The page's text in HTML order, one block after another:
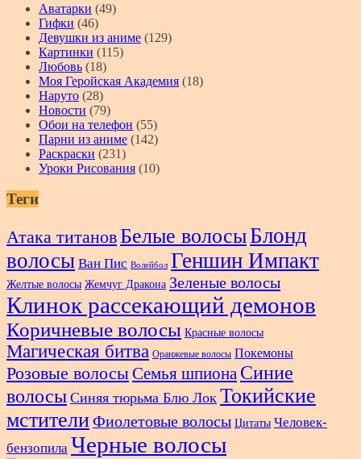
Аватарки (49)
Гифки (46)
Девушки из аниме (129)
Картинки (115)
Любовь (18)
Моя Геройская Академия (18)
Наруто (28)
Новости (79)
Обои на телефон (55)
Парни из аниме (142)
Раскраски (231)
Уроки Рисования (10)
Теги
Атака титановБелые волосыБлонд
волосы Ван Пис Волейбол Геншин Импакт
Желтые волосы Жемчуг Дракона Зеленые волосы
Клинок рассекающий демонов
Коричневые волосы Красные волосы
Магическая битва Оранжевые волосы Покемоны
Розовые волосыСемья шпиона Синие
волосы Синяя тюрьма Блю Лок Токийские
мстителиФиолетовые волосы Цитаты Человек-
бензопила Черные волосы